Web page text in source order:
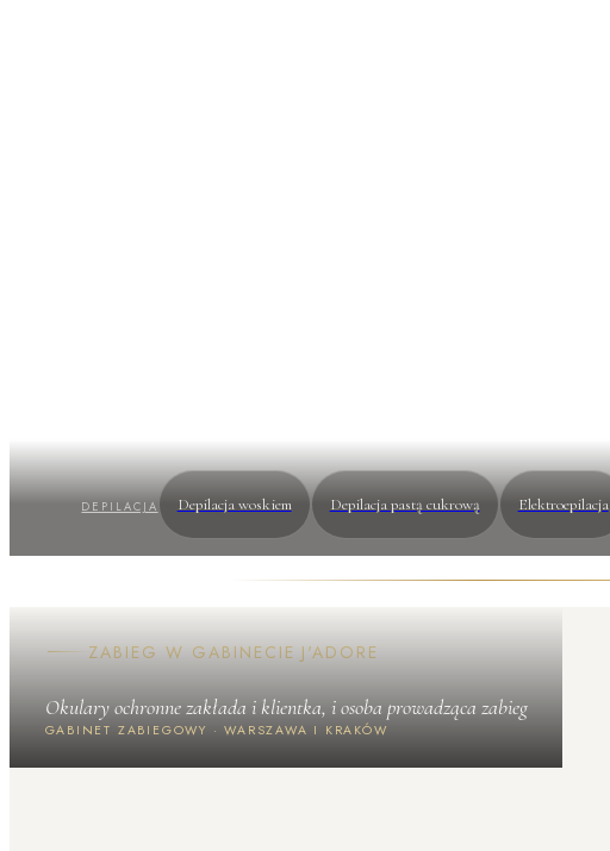
DEPILACJA Depilacja woskiem Depilacja pastą cukrową Elektroepilacja
ZABIEG W GABINECIE J'ADORE
Okulary ochronne zakłada i klientka, i osoba prowadząca zabieg
GABINET ZABIEGOWY · WARSZAWA I KRAKÓW